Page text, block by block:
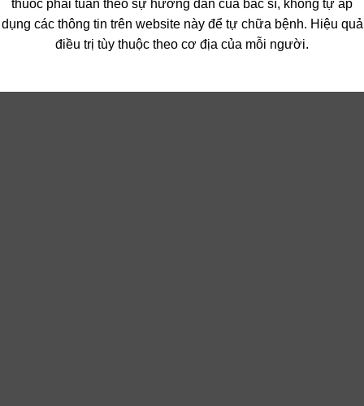
thuốc phải tuân theo sự hướng dẫn của bác sĩ, không tự áp
dụng các thông tin trên website này để tự chữa bệnh. Hiệu quả
điều trị tùy thuộc theo cơ địa của mỗi người.